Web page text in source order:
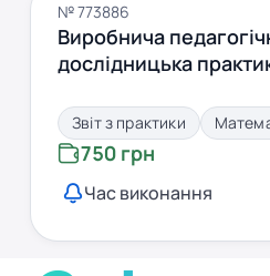
№ 773886
Виробнича
дослідницька
Звіт з практики
750 грн
Час виконання